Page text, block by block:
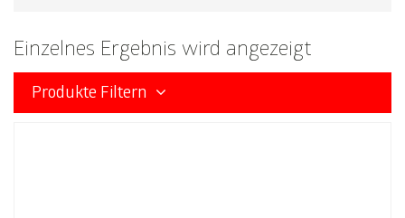
Einzelnes Ergebnis wird angezeigt
Produkte Filtern